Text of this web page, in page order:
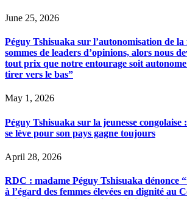
June 25, 2026
Péguy Tshisuaka sur l’autonomisation de la
sommes de leaders d’opinions, alors nous
tout prix que notre entourage soit
tirer vers le bas”
May 1, 2026
Péguy Tshisuaka sur la jeunesse congolaise
se lève pour son pays gagne toujours
April 28, 2026
RDC : madame Péguy Tshisuaka dénonce
à l’égard des femmes élevées en dignité au